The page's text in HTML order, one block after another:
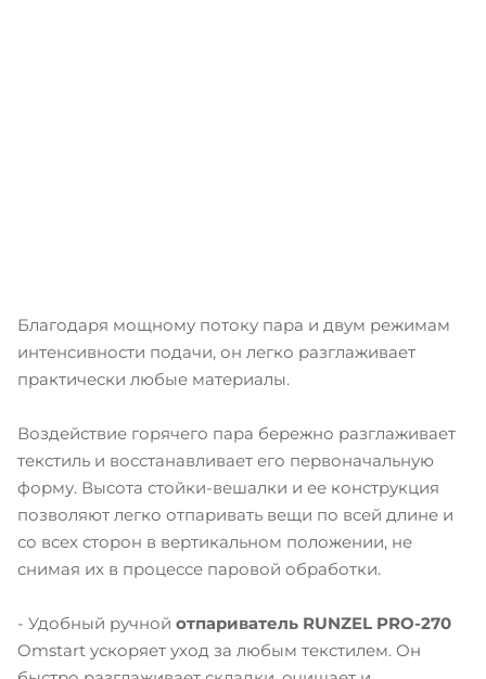
Благодаря мощному потоку пара и двум режимам
интенсивности подачи, он легко разглаживает
практически любые материалы.
Воздействие горячего пара бережно разглаживает
текстиль и восстанавливает его первоначальную
форму. Высота стойки-вешалки и ее конструкция
позволяют легко отпаривать вещи по всей длине и
со всех сторон в вертикальном положении, не
снимая их в процессе паровой обработки.
- Удобный ручной отпариватель RUNZEL PRO-270
Omstart ускоряет уход за любым текстилем. Он